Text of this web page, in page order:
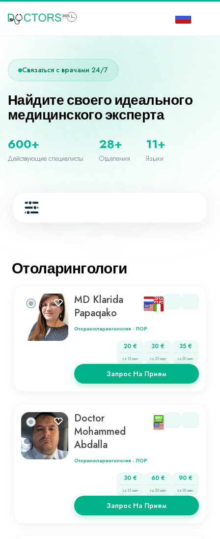
Связаться с врачами 24/7
Найдите своего идеального
медицинского эксперта
600+
Действующие специалисты
28+
Отделения
11+
Языки
Отоларингологи
MD Klarida
Papaqako
Оториноларингология - ЛОР
20 €
за 15 мин
30 €
за 20 мин
35 €
за 30 мин
Запрос На Прием
Doctor
Mohammed
Abdalla
Оториноларингология - ЛОР
30 €
за 15 мин
60 €
за 20 мин
90 €
за 30 мин
Запрос На Прием